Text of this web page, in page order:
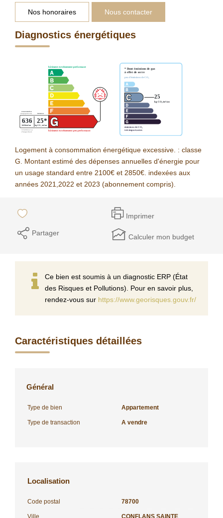
Nos honoraires Nous contacter
Diagnostics énergétiques
Logement à consommation énergétique excessive. : classe
G. Montant estimé des dépenses annuelles d'énergie pour
un usage standard entre 2100€ et 2850€. indexées aux
années 2021,2022 et 2023 (abonnement compris).
Imprimer
Partager Calculer mon budget
Ce bien est soumis à un diagnostic ERP (État
des Risques et Pollutions). Pour en savoir plus,
rendez-vous sur https://www.georisques.gouv.fr/
Caractéristiques détaillées
Général
Type de bien Appartement
Type de transaction A vendre
Localisation
Code postal 78700
Ville
CONFLANS SAINTE